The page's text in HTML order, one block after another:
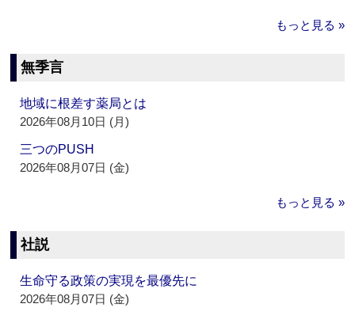
もっと見る »
無季言
地域に根差す薬局とは
2026年08月10日 (月)
三つのPUSH
2026年08月07日 (金)
もっと見る »
社説
生命守る政策の実現を最優先に
2026年08月07日 (金)